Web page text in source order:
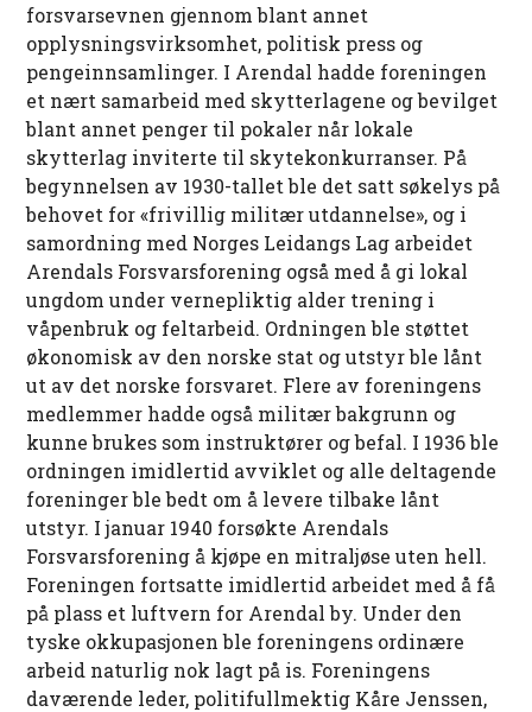
forsvarsevnen gjennom blant annet
opplysningsvirksomhet, politisk press og
pengeinnsamlinger. I Arendal hadde foreningen
et nært samarbeid med skytterlagene og bevilget
blant annet penger til pokaler når lokale
skytterlag inviterte til skytekonkurranser. På
begynnelsen av 1930-tallet ble det satt søkelys på
behovet for «frivillig militær utdannelse», og i
samordning med Norges Leidangs Lag arbeidet
Arendals Forsvarsforening også med å gi lokal
ungdom under vernepliktig alder trening i
våpenbruk og feltarbeid. Ordningen ble støttet
økonomisk av den norske stat og utstyr ble lånt
ut av det norske forsvaret. Flere av foreningens
medlemmer hadde også militær bakgrunn og
kunne brukes som instruktører og befal. I 1936 ble
ordningen imidlertid avviklet og alle deltagende
foreninger ble bedt om å levere tilbake lånt
utstyr. I januar 1940 forsøkte Arendals
Forsvarsforening å kjøpe en mitraljøse uten hell.
Foreningen fortsatte imidlertid arbeidet med å få
på plass et luftvern for Arendal by. Under den
tyske okkupasjonen ble foreningens ordinære
arbeid naturlig nok lagt på is. Foreningens
daværende leder, politifullmektig Kåre Jenssen,